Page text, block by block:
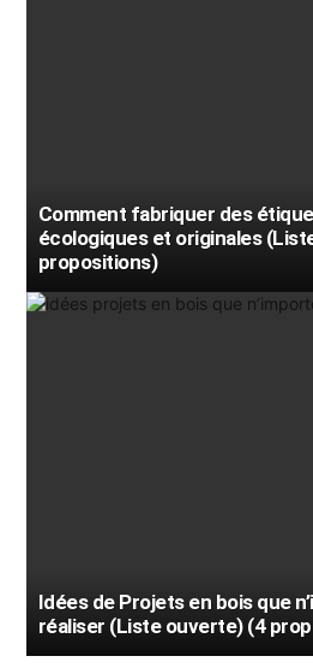
Comment fabriquer des
écologiques et originales
propositions)
Idées de Projets en bois que
réaliser (Liste ouverte) (4